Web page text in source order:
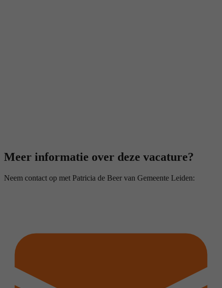
Meer informatie over deze vacature?
Neem contact op met Patricia de Beer van Gemeente Leiden: